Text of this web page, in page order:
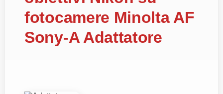
fotocamere Minolta AF
Sony-A Adattatore